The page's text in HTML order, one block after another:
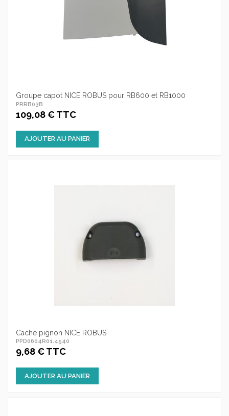
Groupe capot NICE ROBUS pour RB600 et RB1000
PRRB03B
109,08 € TTC
AJOUTER AU PANIER
Cache pignon NICE ROBUS
PPD0604R01.4540
9,68 € TTC
AJOUTER AU PANIER